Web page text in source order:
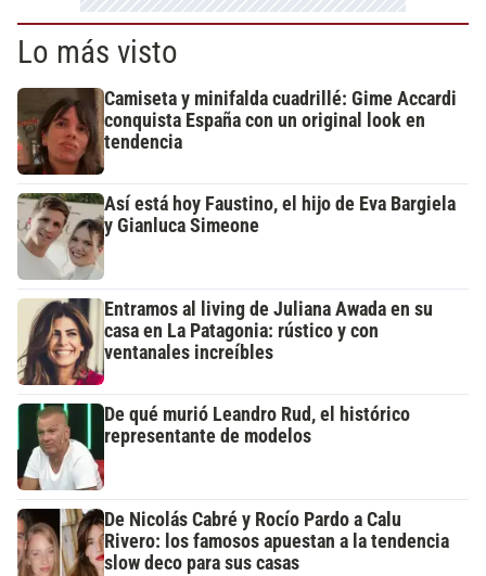
Lo más visto
Camiseta y minifalda cuadrillé: Gime Accardi
conquista España con un original look en
tendencia
Así está hoy Faustino, el hijo de Eva Bargiela
y Gianluca Simeone
Entramos al living de Juliana Awada en su
casa en La Patagonia: rústico y con
ventanales increíbles
De qué murió Leandro Rud, el histórico
representante de modelos
De Nicolás Cabré y Rocío Pardo a Calu
Rivero: los famosos apuestan a la tendencia
slow deco para sus casas